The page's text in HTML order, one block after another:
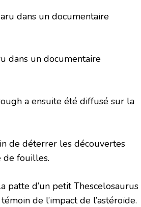
dans un documentaire
a ensuite été diffusé sur la
de déterrer les découvertes
de fouilles.
patte d’un petit Thescelosaurus
de l’impact de l’astéroïde.